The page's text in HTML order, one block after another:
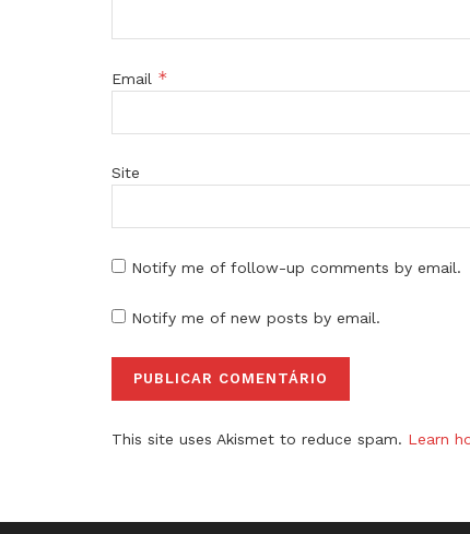
Email *
Site
Notify me of follow-up comments by email.
Notify me of new posts by email.
This site uses Akismet to reduce spam. Learn